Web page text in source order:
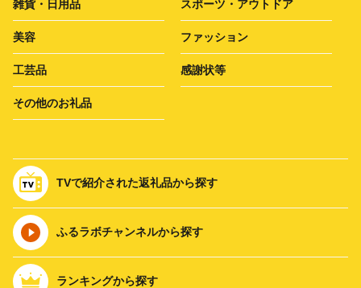
雑貨・日用品 スポーツ・アウトドア
美容 ファッション
工芸品 感謝状等
その他のお礼品
TVで紹介された返礼品から探す
ふるラボチャンネルから探す
ランキングから探す